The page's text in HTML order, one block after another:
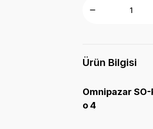
Ürün Bilgisi
Omnipazar SO-
o 4